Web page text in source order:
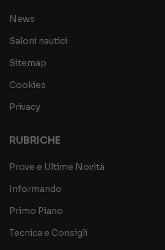
News
Saloni nautici
Sitemap
Cookies
Privacy
RUBRICHE
Prove e Ultime Novità
Informando
Primo Piano
Tecnica e Consigli